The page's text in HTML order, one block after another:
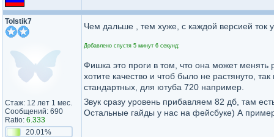
Tolstik7
Стаж: 12 лет 1 мес.
Сообщений: 690
Ratio: 6.333
20.01%
Чем дальше , тем хуже, с каждой версией ток
Добавлено спустя 5 минут 6 секунд:
Фишка это проги в том, что она может менять
хотите качество и чтоб было не растянуто,
стандартных, для ютуба 720 например.
Звук сразу уровень прибавляем 82 дб, там
Остальные гайды у нас на фейсбуке) А